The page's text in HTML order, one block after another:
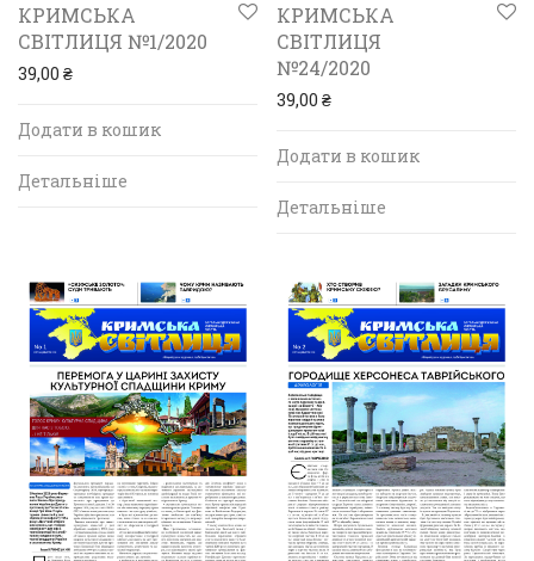
КРИМСЬКА
СВІТЛИЦЯ №1/2020
39,00 ₴
Додати в кошик
Детальніше
КРИМСЬКА
СВІТЛИЦЯ
№24/2020
39,00 ₴
Додати в кошик
Детальніше